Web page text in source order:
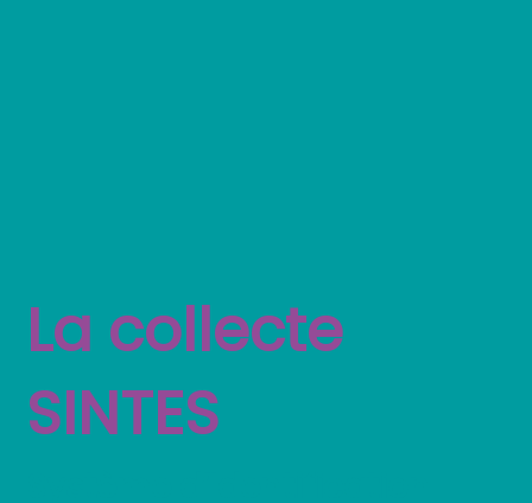
La collecte
SINTES